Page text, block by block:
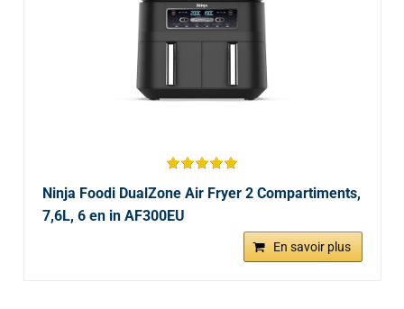
Ninja Foodi DualZone Air Fryer 2 Compartiments,
7,6L, 6 en in AF300EU
En savoir plus